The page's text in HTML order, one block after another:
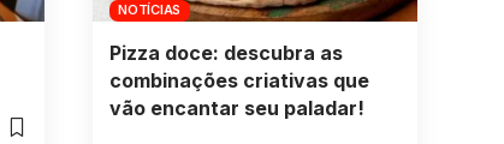
NOTÍCIAS
Pizza doce: descubra as
combinações criativas que
vão encantar seu paladar!